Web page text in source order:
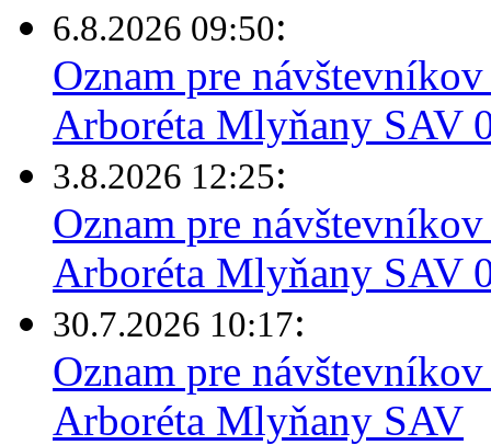
6.8.2026 09:50:
Oznam pre
Arboréta Mlyňany SAV
3.8.2026 12:25:
Oznam pre
Arboréta Mlyňany SAV
30.7.2026 10:17:
Oznam pre
Arboréta Mlyňany SAV